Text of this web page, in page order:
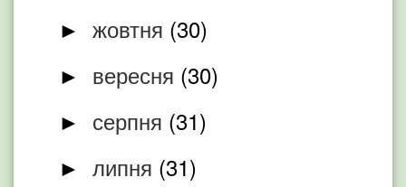
► жовтня (30)
► вересня (30)
► серпня (31)
► липня (31)